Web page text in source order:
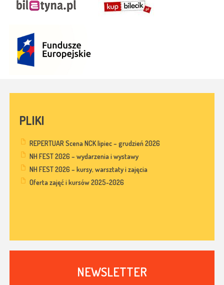
PLIKI
REPERTUAR Scena NCK lipiec – grudzień 2026
NH FEST 2026 – wydarzenia i wystawy
NH FEST 2026 – kursy, warsztaty i zajęcia
Oferta zajęć i kursów 2025-2026
NEWSLETTER